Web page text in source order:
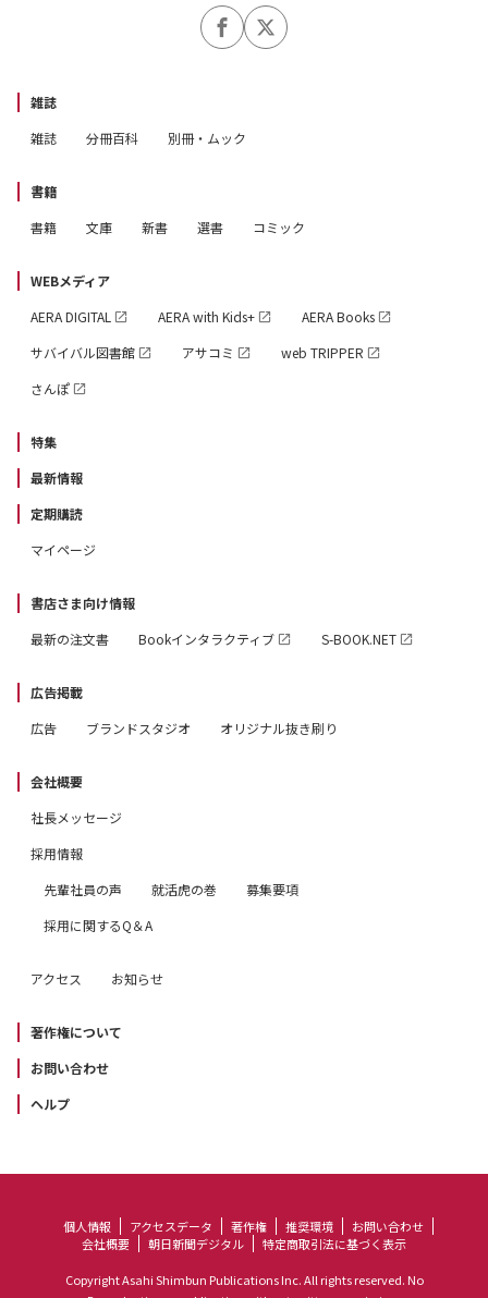
雑誌
雑誌
分冊百科 別冊・ムック
書籍
書籍
文庫 新書 選書 コミック
WEBメディア
AERA DIGITAL
AERA with Kids+
AERA Books
サバイバル図書館
アサコミ
web TRIPPER
さんぽ
特集
最新情報
定期購読
マイページ
書店さま向け情報
最新の注文書
Bookインタラクティブ S-BOOK.NET
広告掲載
広告
ブランドスタジオ オリジナル抜き刷り
会社概要
社長メッセージ
採用情報
先輩社員の声
就活虎の巻
募集要項
採用に関するQ＆A
アクセス お知らせ
著作権について
お問い合わせ
ヘルプ
個人情報 アクセスデータ 著作権 推奨環境
お問い合わせ
会社概要
朝日新聞デジタル 特定商取引法に基づく表示
Copyright Asahi Shimbun Publications Inc. All rights reserved. No